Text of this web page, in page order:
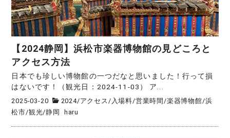
【2024静岡】浜松市楽器博物館の見どころと
アクセス方法
日本でも珍しい博物館の一つだなと思いました！行って損
はないです！（観光日：2024-11-03） ア...
2025-03-20 2024/アクセス / 入場料/営業時間 /楽器博物館/浜
松市/観光/静岡 haru